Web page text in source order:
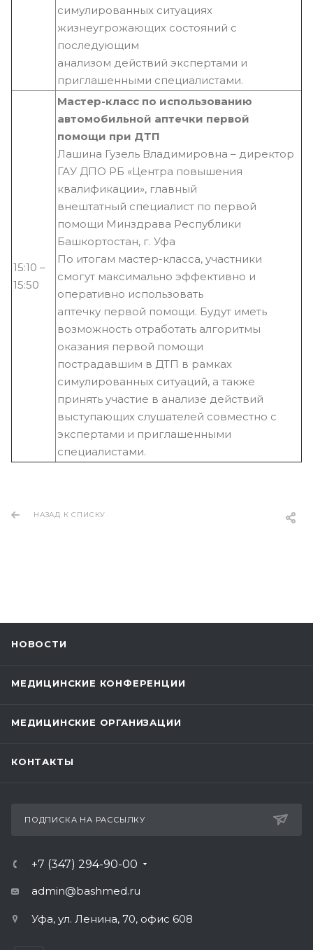
симулированных ситуациях
жизнеугрожающих состояний с
последующим
анализом действий экспертами и
приглашенными специалистами.
15:10 –
15:50
Мастер-класс по использованию
автомобильной аптечки первой
помощи при ДТП
Лашина Гузель Владимировна – директор
ГАУ ДПО РБ «Центра повышения
квалификации», главный
внештатный специалист по первой
помощи Минздрава Республики
Башкортостан, г. Уфа
По итогам мастер-класса, участники
смогут максимально эффективно и
оперативно использовать
аптечку первой помощи. Будут иметь
возможность отработать алгоритмы
оказания первой помощи
пострадавшим в ДТП в рамках
симулированных ситуаций, а также
принять участие в анализе действий
выступающих слушателей совместно с
экспертами и приглашенными
специалистами.
НАЗАД К СПИСКУ
НОВОСТИ
МЕДИЦИНСКИЕ КОНФЕРЕНЦИИ
МЕДИЦИНСКИЕ ОРГАНИЗАЦИИ
КОНТАКТЫ
ПОДПИСКА НА РАССЫЛКУ
+7 (347) 294-90-00
admin@bashmed.ru
Уфа, ул. Ленина, 70, офис 608